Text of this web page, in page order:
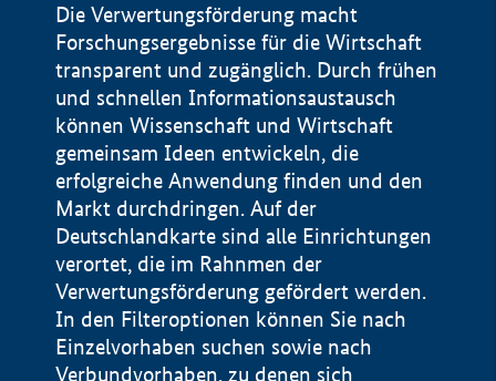
Die Verwertungsförderung macht
Forschungsergebnisse für die Wirtschaft
transparent und zugänglich. Durch frühen
und schnellen Informationsaustausch
können Wissenschaft und Wirtschaft
gemeinsam Ideen entwickeln, die
erfolgreiche Anwendung finden und den
Markt durchdringen. Auf der
Deutschlandkarte sind alle Einrichtungen
verortet, die im Rahnmen der
Verwertungsförderung gefördert werden.
In den Filteroptionen können Sie nach
Einzelvorhaben suchen sowie nach
Verbundvorhaben, zu denen sich